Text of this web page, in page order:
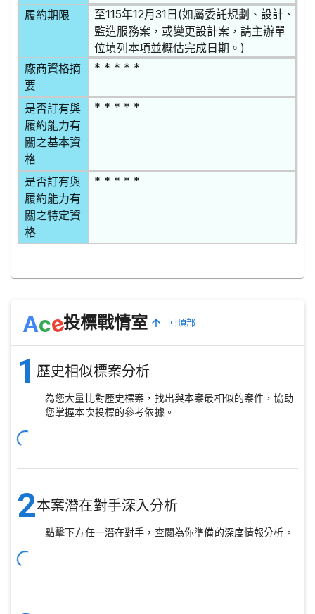
履約期限
至115年12月31日(如屬委託規劃、設計、
監造服務案，或變更設計案，請主辦單
位填列本項並概估完成日期。)
廠商資格摘
要
* * * * *
是否訂有與
履約能力有
關之基本資
格
* * * * *
是否訂有與
履約能力有
關之特定資
格
* * * * *
Ace投標戰情室 回頂部
1 歷史相似標案分析
為您大量比對歷史標案，找出與本案最相似的案件，協助
您掌握本次投標的參考依據。
2本案潛在對手深入分析
點擊下方任一潛在對手，查閱為你準備的深度情報分析。